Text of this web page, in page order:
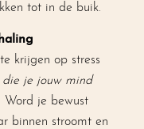
tot in de buik.
krijgen op stress
je jouw mind
Word je bewust
binnen stroomt en